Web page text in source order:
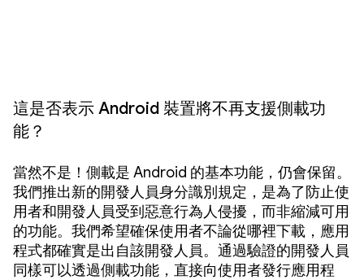
這是否表示 Android 裝置將不再支援側載功
能？
當然不是！側載是 Android 的基本功能，仍會保留。
我們推出新的開發人員身分識別規定，是為了防止使
用者和開發人員受到惡意行為人侵擾，而非縮減可用
的功能。我們希望確保使用者不論從哪裡下載，應用
程式都確實是出自該開發人員。通過驗證的開發人員
同樣可以透過側載功能，直接向使用者發行應用程